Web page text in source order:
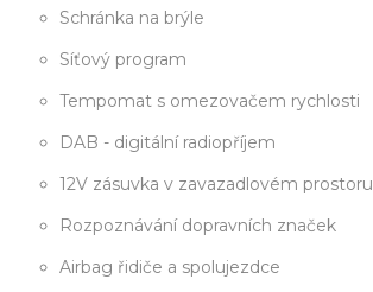
Schránka na brýle
Síťový program
Tempomat s omezovačem rychlosti
DAB - digitální radiopříjem
12V zásuvka v zavazadlovém prostoru
Rozpoznávání dopravních značek
Airbag řidiče a spolujezdce